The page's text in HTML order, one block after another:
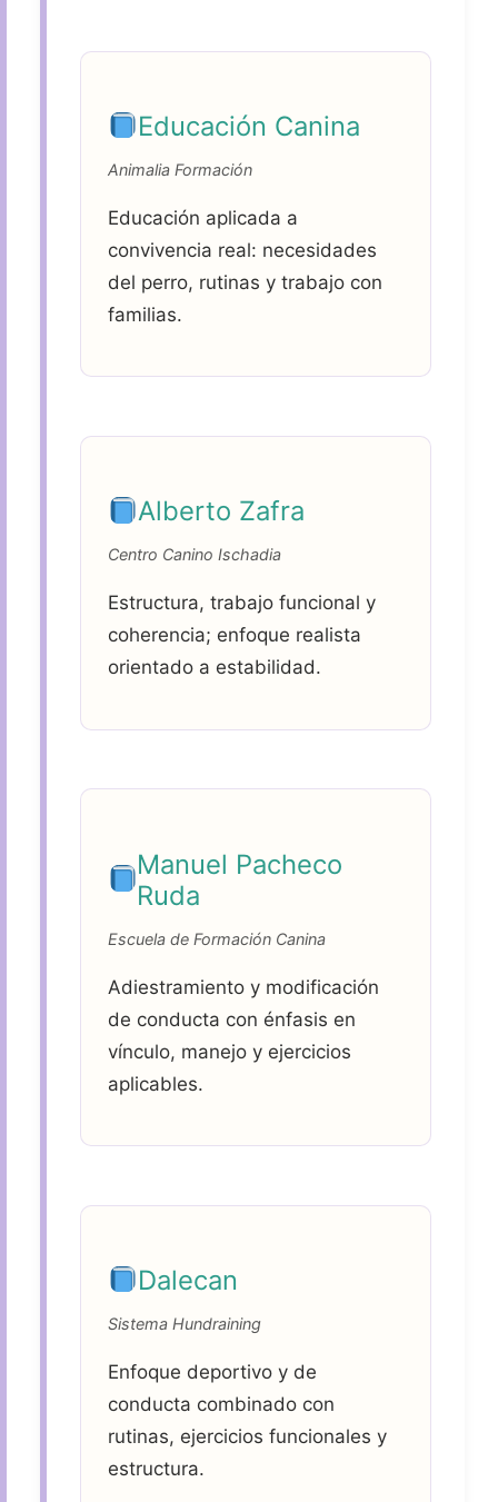
Educación Canina
Animalia Formación
Educación aplicada a
convivencia real: necesidades
del perro, rutinas y trabajo con
familias.
Alberto Zafra
Centro Canino Ischadia
Estructura, trabajo funcional y
coherencia; enfoque realista
orientado a estabilidad.
Manuel Pacheco
Ruda
Escuela de Formación Canina
Adiestramiento y modificación
de conducta con énfasis en
vínculo, manejo y ejercicios
aplicables.
Dalecan
Sistema Hundraining
Enfoque deportivo y de
conducta combinado con
rutinas, ejercicios funcionales y
estructura.